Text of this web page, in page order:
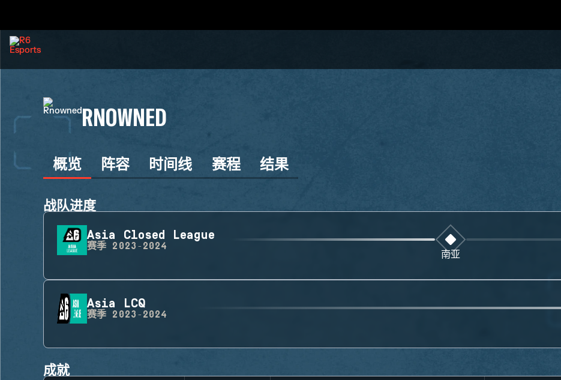
RNOWNED
概览 阵容 时间线 赛程 结果
战队进度
Asia Closed League
赛季 2023-2024
南亚
Asia LCQ
赛季 2023-2024
成就